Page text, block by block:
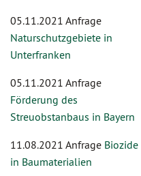
05.11.2021 Anfrage
Naturschutzgebiete in
Unterfranken
05.11.2021 Anfrage
Förderung des
Streuobstanbaus in Bayern
11.08.2021 Anfrage Biozide
in Baumaterialien